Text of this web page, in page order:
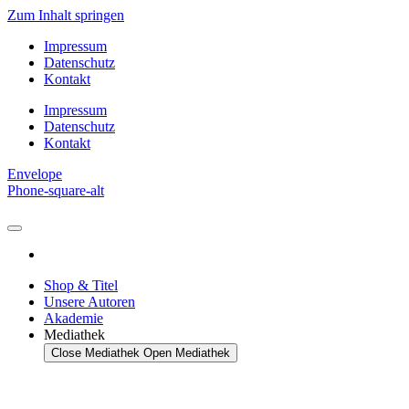
Zum Inhalt springen
Impressum
Datenschutz
Kontakt
Impressum
Datenschutz
Kontakt
Envelope
Phone-square-alt
Shop & Titel
Unsere Autoren
Akademie
Mediathek
Close Mediathek Open Mediathek